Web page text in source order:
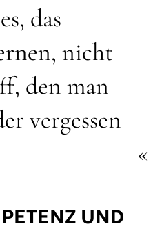
das
nicht
den man
vergessen
UND